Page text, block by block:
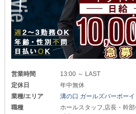
営業時間
13:00 ～ LAST
定休日
年中無休
業種/エリア
溝の口 ガールズバーボーイ
職種
ホールスタッフ,店長・幹